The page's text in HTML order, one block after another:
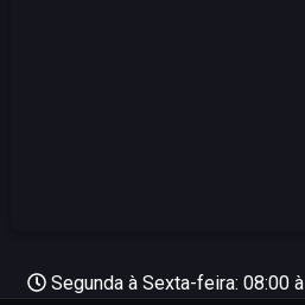
Segunda à Sexta-feira: 08:00